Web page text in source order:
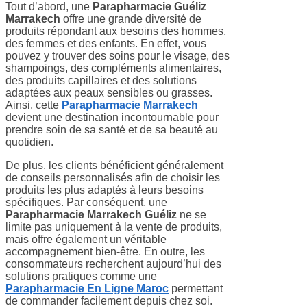
Tout d’abord, une Parapharmacie Guéliz
Marrakech offre une grande diversité de
produits répondant aux besoins des hommes,
des femmes et des enfants. En effet, vous
pouvez y trouver des soins pour le visage, des
shampoings, des compléments alimentaires,
des produits capillaires et des solutions
adaptées aux peaux sensibles ou grasses.
Ainsi, cette Parapharmacie Marrakech
devient une destination incontournable pour
prendre soin de sa santé et de sa beauté au
quotidien.
De plus, les clients bénéficient généralement
de conseils personnalisés afin de choisir les
produits les plus adaptés à leurs besoins
spécifiques. Par conséquent, une
Parapharmacie Marrakech Guéliz ne se
limite pas uniquement à la vente de produits,
mais offre également un véritable
accompagnement bien-être. En outre, les
consommateurs recherchent aujourd’hui des
solutions pratiques comme une
Parapharmacie En Ligne Maroc permettant
de commander facilement depuis chez soi.